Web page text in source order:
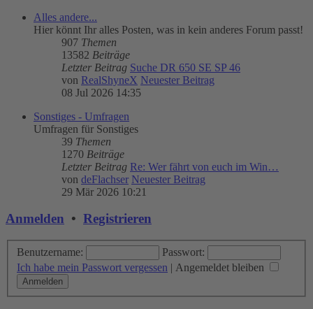
Alles andere...
Hier könnt Ihr alles Posten, was in kein anderes Forum passt!
907 Themen
13582 Beiträge
Letzter Beitrag Suche DR 650 SE SP 46
von RealShyneX Neuester Beitrag
08 Jul 2026 14:35
Sonstiges - Umfragen
Umfragen für Sonstiges
39 Themen
1270 Beiträge
Letzter Beitrag Re: Wer fährt von euch im Win…
von deFlachser Neuester Beitrag
29 Mär 2026 10:21
Anmelden • Registrieren
Benutzername:
Passwort:
Ich habe mein Passwort vergessen | Angemeldet bleiben